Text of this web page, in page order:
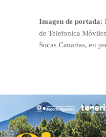
Imagen de portada:
de Telefonica
Socas Canarias, en